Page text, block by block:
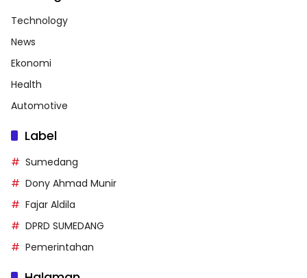
Technology
News
Ekonomi
Health
Automotive
Label
Sumedang
Dony Ahmad Munir
Fajar Aldila
DPRD SUMEDANG
Pemerintahan